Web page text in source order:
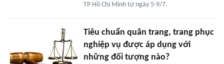
TP Hồ Chí Minh từ ngày 5-9/7.
Tiêu chuẩn quân trang, trang phục
nghiệp vụ được áp dụng với
những đối tượng nào?